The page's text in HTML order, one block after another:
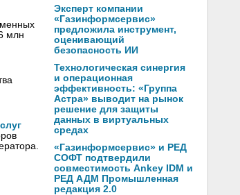
млн
Эксперт компании
«Газинформсервис»
предложила инструмент,
оценивающий
безопасность ИИ
Технологическая синергия
и операционная
эффективность: «Группа
Астра» выводит на рынок
решение для защиты
данных в виртуальных
средах
«Газинформсервис» и РЕД
СОФТ подтвердили
совместимость Ankey IDM и
РЕД АДМ Промышленная
редакция 2.0